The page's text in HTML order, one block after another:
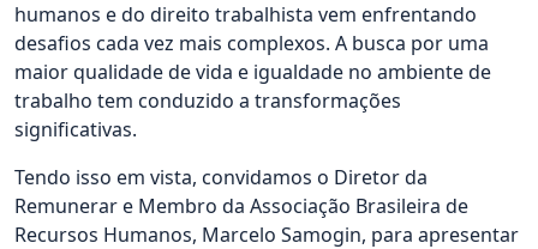
humanos e do direito trabalhista vem enfrentando
desafios cada vez mais complexos. A busca por uma
maior qualidade de vida e igualdade no ambiente de
trabalho tem conduzido a transformações
significativas.
Tendo isso em vista, convidamos o Diretor da
Remunerar e Membro da Associação Brasileira de
Recursos Humanos, Marcelo Samogin, para apresentar